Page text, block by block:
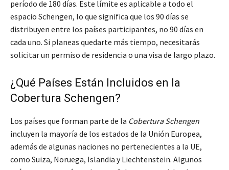
período de 180 días. Este límite es aplicable a todo el
espacio Schengen, lo que significa que los 90 días se
distribuyen entre los países participantes, no 90 días en
cada uno. Si planeas quedarte más tiempo, necesitarás
solicitar un permiso de residencia o una visa de largo plazo.
¿Qué Países Están Incluidos en la
Cobertura Schengen?
Los países que forman parte de la Cobertura Schengen
incluyen la mayoría de los estados de la Unión Europea,
además de algunas naciones no pertenecientes a la UE,
como Suiza, Noruega, Islandia y Liechtenstein. Algunos